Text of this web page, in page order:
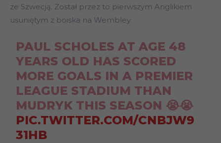
ze Szwecją. Został przez to pierwszym Anglikiem
usuniętym z boiska na Wembley.
PAUL SCHOLES AT AGE 48
YEARS OLD HAS SCORED
MORE GOALS IN A PREMIER
LEAGUE STADIUM THAN
MUDRYK THIS SEASON 😭😭
PIC.TWITTER.COM/CNBJW9
31HB